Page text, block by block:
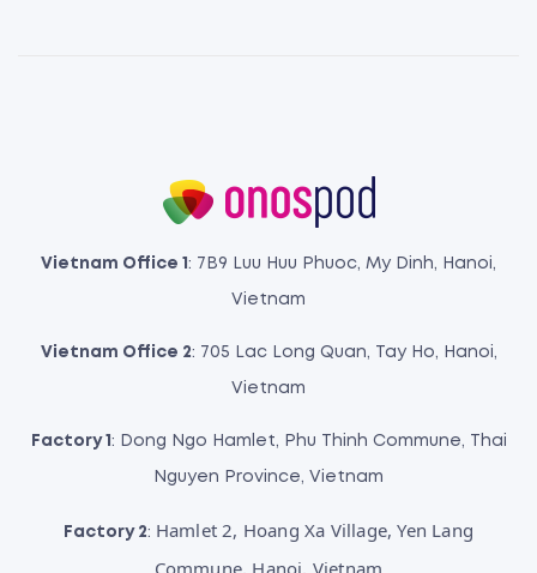
Vietnam Office 1 : 7B9 Luu Huu Phuoc, My Dinh, Hanoi,
Vietnam
Vietnam Office 2: 705 Lac Long Quan, Tay Ho, Hanoi,
Vietnam
Factory 1 : Dong Ngo Hamlet, Phu Thinh Commune, Thai
Nguyen Province, Vietnam
Factory 2: Hamlet 2, Hoang Xa Village, Yen Lang